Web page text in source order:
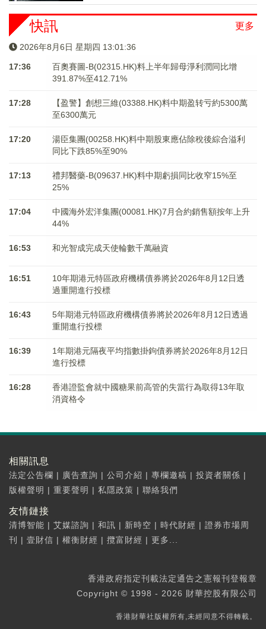
更多
快訊
2026年8月6日 星期四 13:01:37
17:36
百奧賽圖-B(02315.HK)料上半年歸母淨利潤同比增
391.87%至412.71%
17:28
【盈警】創想三維(03388.HK)料中期盈转亏約5300萬
至6300萬元
17:20
湯臣集團(00258.HK)料中期股東應佔除稅後綜合溢利
同比下跌85%至90%
17:13
禮邦醫藥-B(09637.HK)料中期虧損同比收窄15%至
25%
17:04
中國海外宏洋集團(00081.HK)7月合約銷售額按年上升
44%
16:53 和光智成完成天使輪數千萬融資
16:51
10年期港元特區政府機構債券將於2026年8月12日透
過重開進行投標
16:43
5年期港元特區政府機構債券將於2026年8月12日透過
重開進行投標
16:39
1年期港元隔夜平均指數掛鉤債券將於2026年8月12日
進行投標
16:28
香港證監會就中國糖果前高管的失當行為取得13年取
消資格令
相關訊息
法定公告欄 | 廣告查詢 | 公司介紹 | 專欄邀稿 | 投資者關係 |
版權聲明 | 重要聲明 | 私隱政策 | 聯絡我們
友情鏈接
清博智能 | 艾媒諮詢 | 和訊 | 新時空 | 時代財經 | 證券市場周
刊
| 壹財信 | 權衡財經 | 攬富財經 | 更多...
香港政府指定刊載法定通告之憲報刊登報章
Copyright © 1998 - 2026 財華控股有限公司
香港財華社版權所有,未經同意不得轉載。